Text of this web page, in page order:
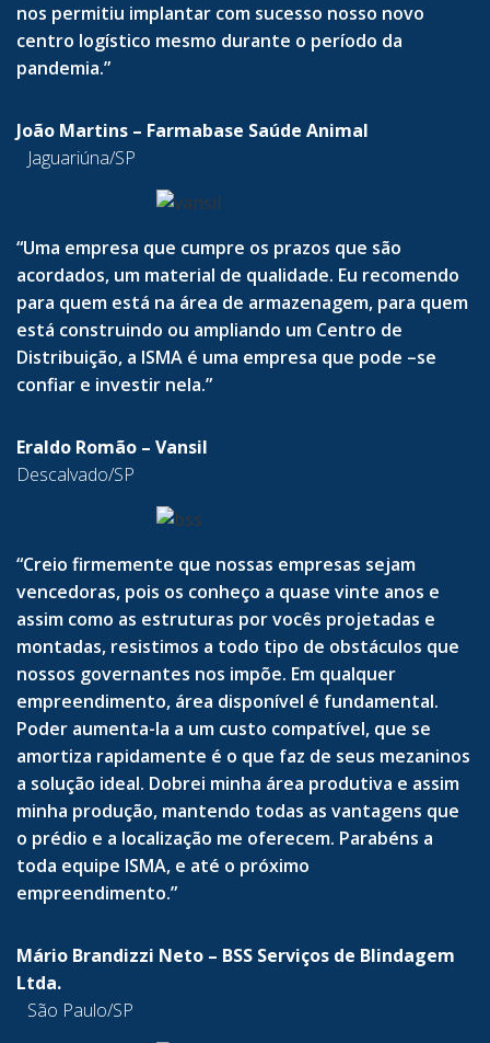
nos permitiu implantar com sucesso nosso novo
centro logístico mesmo durante o período da
pandemia.”
João Martins – Farmabase Saúde Animal
Jaguariúna/SP
“Uma empresa que cumpre os prazos que são
acordados, um material de qualidade. Eu recomendo
para quem está na área de armazenagem, para quem
está construindo ou ampliando um Centro de
Distribuição, a ISMA é uma empresa que pode –se
confiar e investir nela.”
Eraldo Romão – Vansil
Descalvado/SP
“Creio firmemente que nossas empresas sejam
vencedoras, pois os conheço a quase vinte anos e
assim como as estruturas por vocês projetadas e
montadas, resistimos a todo tipo de obstáculos que
nossos governantes nos impõe. Em qualquer
empreendimento, área disponível é fundamental.
Poder aumenta-la a um custo compatível, que se
amortiza rapidamente é o que faz de seus mezaninos
a solução ideal. Dobrei minha área produtiva e assim
minha produção, mantendo todas as vantagens que
o prédio e a localização me oferecem. Parabéns a
toda equipe ISMA, e até o próximo
empreendimento.”
Mário Brandizzi Neto – BSS Serviços de Blindagem
Ltda.
São Paulo/SP